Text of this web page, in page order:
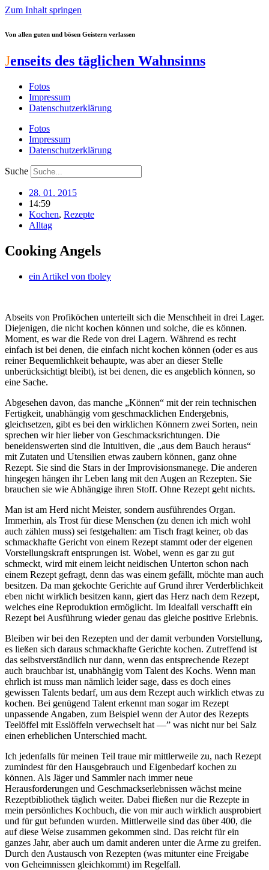
Zum Inhalt springen
Von allen guten und bösen Geistern verlassen
Jenseits des täglichen Wahnsinns
Fotos
Impressum
Datenschutzerklärung
Fotos
Impressum
Datenschutzerklärung
Suche
28. 01. 2015
14:59
Kochen, Rezepte
Alltag
Cooking Angels
ein Artikel von tboley
Abseits von Profiköchen unterteilt sich die Menschheit in drei Lager.
Diejenigen, die nicht kochen können und solche, die es können.
Moment, es war die Rede von drei Lagern. Während es recht
einfach ist bei denen, die einfach nicht kochen können (oder es aus
reiner Bequemlichkeit behaupte, was aber an dieser Stelle
unberücksichtigt bleibt), ist bei denen, die es angeblich können, so
eine Sache.
Abgesehen davon, das manche „Können“ mit der rein technischen
Fertigkeit, unabhängig vom geschmacklichen Endergebnis,
gleichsetzen, gibt es bei den wirklichen Könnern zwei Sorten, nein
sprechen wir hier lieber von Geschmacksrichtungen. Die
beneidenswerten sind die Intuitiven, die „aus dem Bauch heraus“
mit Zutaten und Utensilien etwas zaubern können, ganz ohne
Rezept. Sie sind die Stars in der Improvisionsmanege. Die anderen
hingegen hängen ihr Leben lang mit den Augen an Rezepten. Sie
brauchen sie wie Abhängige ihren Stoff. Ohne Rezept geht nichts.
Man ist am Herd nicht Meister, sondern ausführendes Organ.
Immerhin, als Trost für diese Menschen (zu denen ich mich wohl
auch zählen muss) sei festgehalten: am Tisch fragt keiner, ob das
schmackhafte Gericht von einem Rezept stammt oder der eigenen
Vorstellungskraft entsprungen ist. Wobei, wenn es gar zu gut
schmeckt, wird mit einem leicht neidischen Unterton schon nach
einem Rezept gefragt, denn das was einem gefällt, möchte man auch
besitzen. Da man gekochte Gerichte auf Grund ihrer Verderblichkeit
eben nicht wirklich besitzen kann, giert das Herz nach dem Rezept,
welches eine Reproduktion ermöglicht. Im Idealfall verschafft ein
Rezept bei Ausführung wieder genau das gleiche positive Erlebnis.
Bleiben wir bei den Rezepten und der damit verbunden Vorstellung,
es ließen sich daraus schmackhafte Gerichte kochen. Zutreffend ist
das selbstverständlich nur dann, wenn das entsprechende Rezept
auch brauchbar ist, unabhängig vom Talent des Kochs. Wenn man
ehrlich ist muss man nämlich leider sage, dass es doch eines
gewissen Talents bedarf, um aus dem Rezept auch wirklich etwas zu
kochen. Bei genügend Talent erkennt man sogar im Rezept
unpassende Angaben, zum Beispiel wenn der Autor des Rezepts
Teelöffel mit Esslöffeln verwechselt hat —” was nicht nur bei Salz
einen erheblichen Unterschied macht.
Ich jedenfalls für meinen Teil traue mir mittlerweile zu, nach Rezept
zumindest für den Hausgebrauch und Eigenbedarf kochen zu
können. Als Jäger und Sammler nach immer neue
Herausforderungen und Geschmackserlebnissen wächst meine
Rezeptbibliothek täglich weiter. Dabei fließen nur die Rezepte in
mein persönliches Kochbuch, die von mir auch wirklich ausprobiert
und für gut befunden wurden. Mittlerweile sind das über 400, die
auf diese Weise zusammen gekommen sind. Das reicht für ein
ganzes Jahr, aber auch um damit anderen unter die Arme zu greifen.
Durch den Austausch von Rezepten (was mitunter eine Freigabe
von Geheimnissen gleichkommt) im Regelfall.